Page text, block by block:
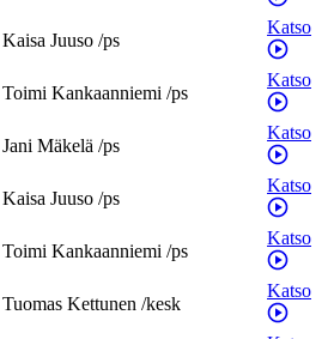
Kaisa Juuso /ps
Katso
Toimi Kankaanniemi /ps
Katso
Jani Mäkelä /ps
Katso
Kaisa Juuso /ps
Katso
Toimi Kankaanniemi /ps
Katso
Tuomas Kettunen /kesk
Katso